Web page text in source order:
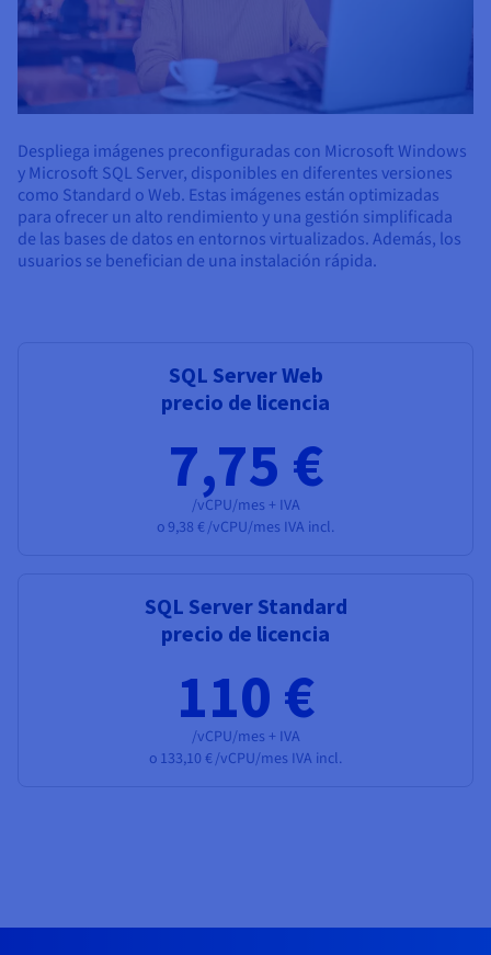
Despliega imágenes preconfiguradas con Microsoft Windows
y Microsoft SQL Server, disponibles en diferentes versiones
como Standard o Web. Estas imágenes están optimizadas
para ofrecer un alto rendimiento y una gestión simplificada
de las bases de datos en entornos virtualizados. Además, los
usuarios se benefician de una instalación rápida.
SQL Server Web
precio de licencia
7,75 €
/vCPU/mes + IVA
o 9,38 € /vCPU/mes IVA incl.
SQL Server Standard
precio de licencia
110 €
/vCPU/mes + IVA
o 133,10 € /vCPU/mes IVA incl.